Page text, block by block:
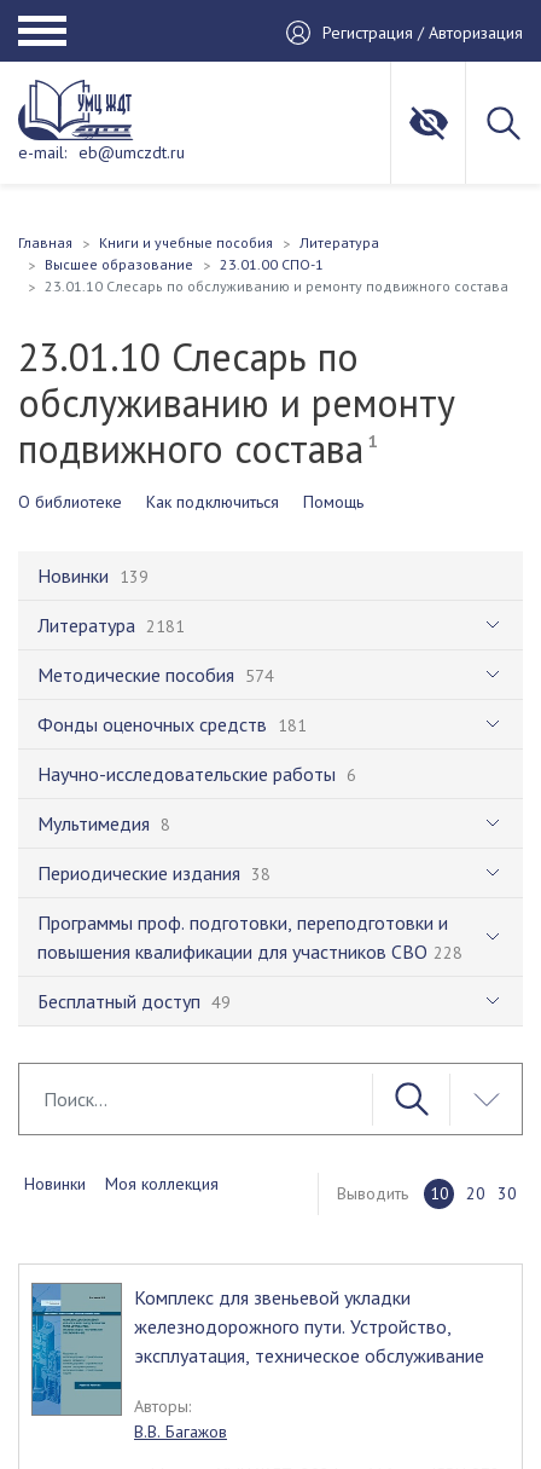
Регистрация / Авторизация
e-mail: eb@umczdt.ru
Главная Книги и учебные пособия
Литература
Высшее образование
23.01.00 СПО-1
23.01.10 Слесарь по обслуживанию и ремонту подвижного состава
23.01.10 Слесарь по
обслуживанию и ремонту
подвижного состава1
О библиотеке Как подключиться Помощь
Новинки 139
Литература 2181
Методические пособия 574
Фонды оценочных средств 181
Научно-исследовательские работы 6
Мультимедия 8
Периодические издания 38
Программы проф. подготовки, переподготовки и
повышения квалификации для участников СВО 228
Бесплатный доступ 49
Новинки Моя коллекция Выводить 10 20 30
Комплекс для звеньевой укладки
железнодорожного пути. Устройство,
эксплуатация, техническое обслуживание
Авторы:
В.В. Багажов